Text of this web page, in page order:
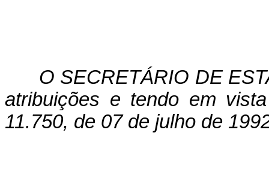
O SECRETÁRIO DE
atribuições e tendo em
11.750, de 07 de julho de